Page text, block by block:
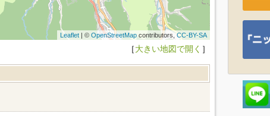
Leaflet| © OpenStreetMapcontributors,CC-BY-SA
［大きい地図で開く ］